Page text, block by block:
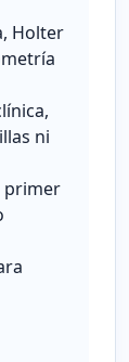
Holter
ni
primer